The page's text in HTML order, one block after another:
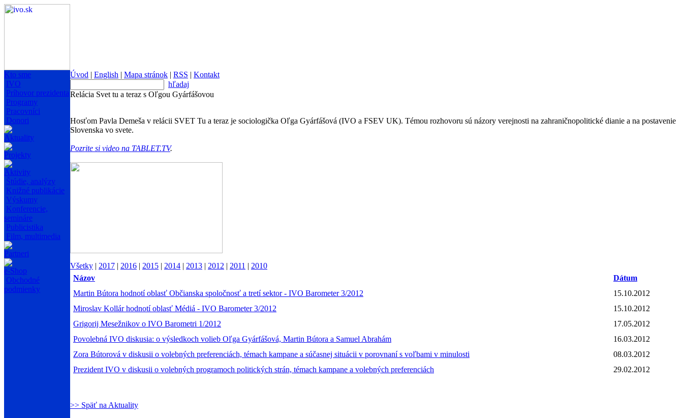
Kto sme
IVO
Príhovor prezidenta
Programy
Pracovníci
Donori
Aktuality
Projekty
Aktivity
Štúdie, analýzy
Knižné publikácie
Výskumy
Konferencie,
semináre
Publicistika
Film, multimedia
Partneri
e-Shop
Obchodné
podmienky
Úvod | English | Mapa stránok | RSS | Kontakt
hľadaj
Relácia Svet tu a teraz s Oľgou Gyárfášovou
Hosťom Pavla Demeša v relácii SVET Tu a teraz je sociologička Oľga Gyárfášová (IVO a FSEV UK). Témou rozhovoru sú názory verejnosti na zahraničnopolitické dianie a na postavenie
Slovenska vo svete.
Pozrite si video na TABLET.TV.
Všetky | 2017 | 2016 | 2015 | 2014 | 2013 | 2012 | 2011 | 2010
Názov
Dátum
Martin Bútora hodnotí oblasť Občianska spoločnosť a tretí sektor - IVO Barometer 3/2012
15.10.2012
Miroslav Kollár hodnotí oblasť Médiá - IVO Barometer 3/2012
15.10.2012
Grigorij Mesežnikov o IVO Barometri 1/2012
17.05.2012
Povolebná IVO diskusia: o výsledkoch volieb Oľga Gyárfášová, Martin Bútora a Samuel Abrahám
16.03.2012
Zora Bútorová v diskusii o volebných preferenciách, témach kampane a súčasnej situácii v porovnaní s voľbami v minulosti
08.03.2012
Prezident IVO v diskusii o volebných programoch politických strán, témach kampane a volebných preferenciách
29.02.2012
>> Späť na Aktuality